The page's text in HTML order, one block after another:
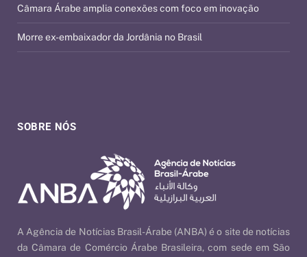
SOBRE NÓS
A Agência de Notícias Brasil-Árabe (ANBA) é o site de notícias
da Câmara de Comércio Árabe Brasileira, com sede em São
Câmara Árabe amplia conexões com foco em inovação
Morre ex-embaixador da Jordânia no Brasil